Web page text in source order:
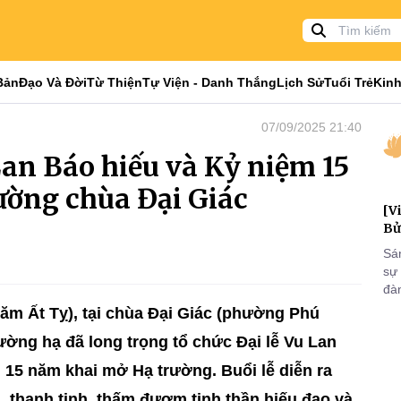
Đạo Và ĐờiTừ ThiệnTự Viện - Danh ThắngLịch SửTuổi Trẻ
07/09/2025 21:40
Báo hiếu và Kỷ niệm 15
chùa Đại Giác
Ất Tỵ), tại chùa Đại Giác (phường Phú
hạ đã long trọng tổ chức Đại lễ Vu Lan
năm khai mở Hạ trường. Buổi lễ diễn ra
sự